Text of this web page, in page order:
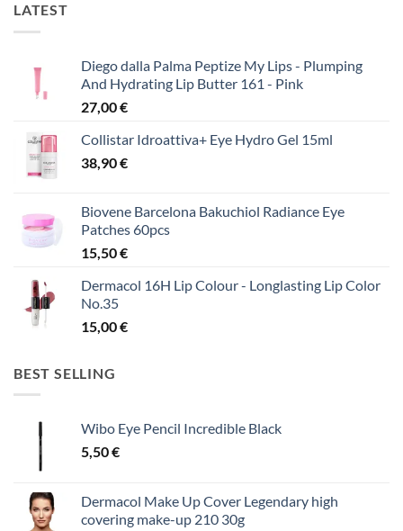
LATEST
Diego dalla Palma Peptize My Lips - Plumping
And Hydrating Lip Butter 161 - Pink
27,00€
Collistar Idroattiva+ Eye Hydro Gel 15ml
38,90€
Biovene Barcelona Bakuchiol Radiance Eye
Patches 60pcs
15,50€
Dermacol 16H Lip Colour - Longlasting Lip Color
No.35
15,00€
BEST SELLING
Wibo Eye Pencil Incredible Black
5,50€
Dermacol Make Up Cover Legendary high
covering make-up 210 30g